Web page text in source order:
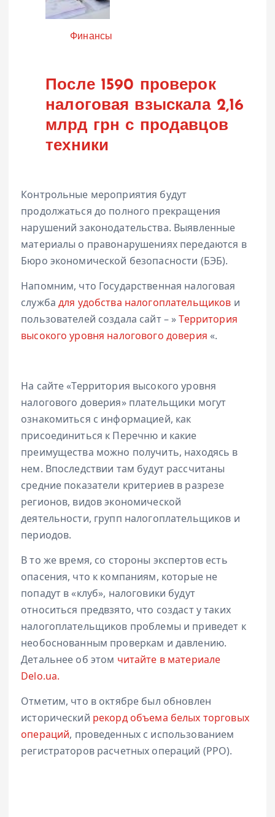
КатегорияФинансы
После 1590 проверок
налоговая взыскала 2,16
млрд грн с продавцов
техники
Контрольные мероприятия будут
продолжаться до полного прекращения
нарушений законодательства. Выявленные
материалы о правонарушениях передаются в
Бюро экономической безопасности (БЭБ).
Напомним, что Государственная налоговая
службадля удобства налогоплательщиков и
пользователей создала сайт – »Территория
высокого уровня налогового доверия «.
На сайте «Территория высокого уровня
налогового доверия» плательщики могут
ознакомиться с информацией, как
присоединиться к Перечню и какие
преимущества можно получить, находясь в
нем. Впоследствии там будут рассчитаны
средние показатели критериев в разрезе
регионов, видов экономической
деятельности, групп налогоплательщиков и
периодов.
В то же время, со стороны экспертов есть
опасения, что к компаниям, которые не
попадут в «клуб», налоговики будут
относиться предвзято, что создаст у таких
налогоплательщиков проблемы и приведет к
необоснованным проверкам и давлению.
Детальнее об этом читайте в материале
Delo.ua.
Отметим, что в октябре был обновлен
исторический рекорд объема белых торговых
операций, проведенных с использованием
регистраторов расчетных операций (РРО).